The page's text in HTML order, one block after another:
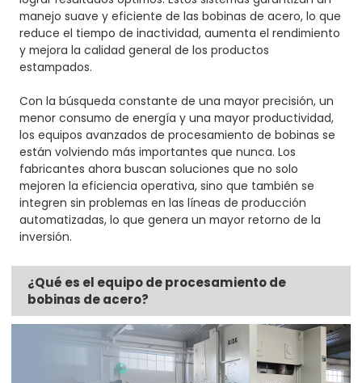
manejo suave y eficiente de las bobinas de acero, lo que
reduce el tiempo de inactividad, aumenta el rendimiento
y mejora la calidad general de los productos
estampados.
Con la búsqueda constante de una mayor precisión, un
menor consumo de energía y una mayor productividad,
los equipos avanzados de procesamiento de bobinas se
están volviendo más importantes que nunca. Los
fabricantes ahora buscan soluciones que no solo
mejoren la eficiencia operativa, sino que también se
integren sin problemas en las líneas de producción
automatizadas, lo que genera un mayor retorno de la
inversión.
¿Qué es el equipo de procesamiento de
bobinas de acero?